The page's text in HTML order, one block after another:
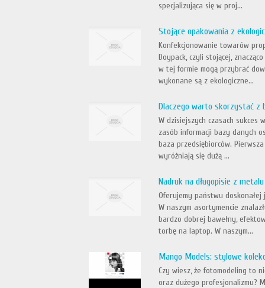
specjalizująca się w proj...
Stojące opakowania z
Konfekcjonowanie towarów
Doypack, czyli stojącej,
w tej formie mogą przybrać
wykonane są z ekologiczne...
Dlaczego warto skorzystać z
W dzisiejszych czasach
zasób informacji bazy danych
baza przedsiębiorców.
wyróżniają się dużą ...
Nadruk na długopisie z metalu
Oferujemy państwu
W naszym asortymencie
bardzo dobrej bawełny,
torbę na laptop. W naszym...
Mango Models: stylowe
Czy wiesz, że fotomodeling to
oraz dużego profesjonalizmu?